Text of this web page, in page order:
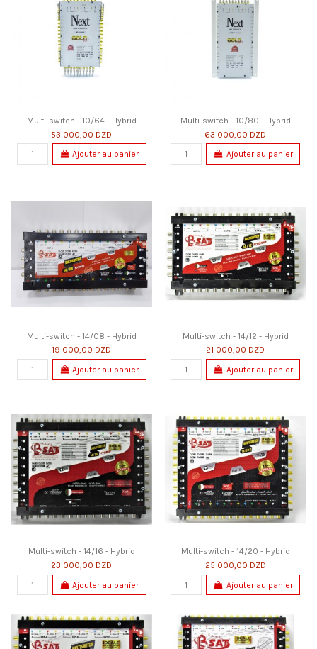
Multi-switch - 10/64 - Hybrid
53 000,00 DZD
Ajouter au panier
Multi-switch - 10/80 - Hybrid
63 000,00 DZD
Ajouter au panier
Multi-switch - 14/08 - Hybrid
19 000,00 DZD
Ajouter au panier
Multi-switch - 14/12 - Hybrid
21 000,00 DZD
Ajouter au panier
Multi-switch - 14/16 - Hybrid
23 000,00 DZD
Ajouter au panier
Multi-switch - 14/20 - Hybrid
25 000,00 DZD
Ajouter au panier